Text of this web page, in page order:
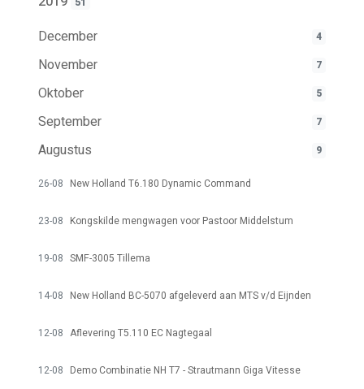
December 4
November 7
Oktober 5
September 7
Augustus 9
26-08 New Holland T6.180 Dynamic Command
23-08 Kongskilde mengwagen voor Pastoor Middelstum
19-08 SMF-3005 Tillema
14-08 New Holland BC-5070 afgeleverd aan MTS v/d Eijnden
12-08 Aflevering T5.110 EC Nagtegaal
12-08 Demo Combinatie NH T7 - Strautmann Giga Vitesse